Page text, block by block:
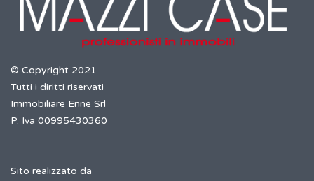
© Copyright 2021
Tutti i diritti riservati
Immobiliare Enne Srl
P. Iva 00995430360
Sito realizzato da